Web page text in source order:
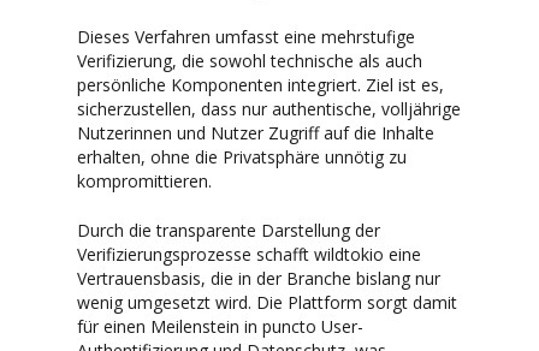
Dieses Verfahren umfasst eine mehrstufige
Verifizierung, die sowohl technische als auch
persönliche Komponenten integriert. Ziel ist es,
sicherzustellen, dass nur authentische, volljährige
Nutzerinnen und Nutzer Zugriff auf die Inhalte
erhalten, ohne die Privatsphäre unnötig zu
kompromittieren.
Durch die transparente Darstellung der
Verifizierungsprozesse schafft wildtokio eine
Vertrauensbasis, die in der Branche bislang nur
wenig umgesetzt wird. Die Plattform sorgt damit
für einen Meilenstein in puncto User-